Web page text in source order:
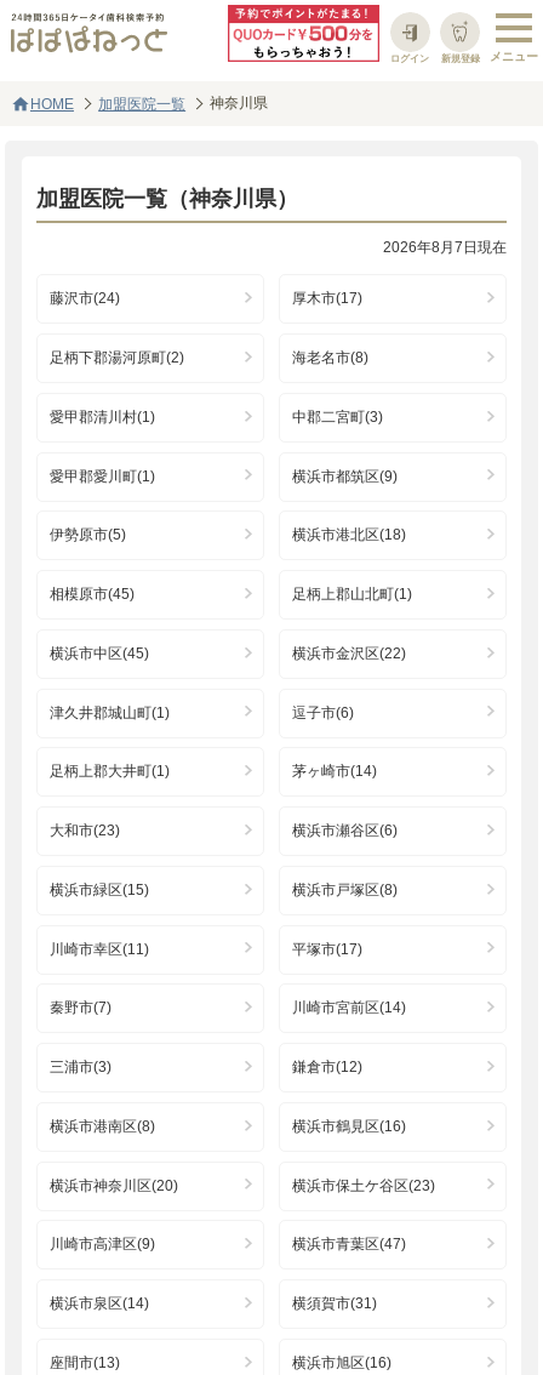
新規登録
ログイン
homeHOME 加盟医院一覧 神奈川県
加盟医院一覧（神奈川県）
2026年8月7日現在
藤沢市(24) 厚木市(17)
足柄下郡湯河原町(2) 海老名市(8)
愛甲郡清川村(1) 中郡二宮町(3)
愛甲郡愛川町(1) 横浜市都筑区(9)
伊勢原市(5) 横浜市港北区(18)
相模原市(45) 足柄上郡山北町(1)
横浜市中区(45) 横浜市金沢区(22)
津久井郡城山町(1) 逗子市(6)
足柄上郡大井町(1) 茅ヶ崎市(14)
大和市(23) 横浜市瀬谷区(6)
横浜市緑区(15) 横浜市戸塚区(8)
川崎市幸区(11) 平塚市(17)
秦野市(7) 川崎市宮前区(14)
三浦市(3) 鎌倉市(12)
横浜市港南区(8) 横浜市鶴見区(16)
横浜市神奈川区(20) 横浜市保土ケ谷区(23)
川崎市高津区(9) 横浜市青葉区(47)
横浜市泉区(14) 横須賀市(31)
座間市(13) 横浜市旭区(16)